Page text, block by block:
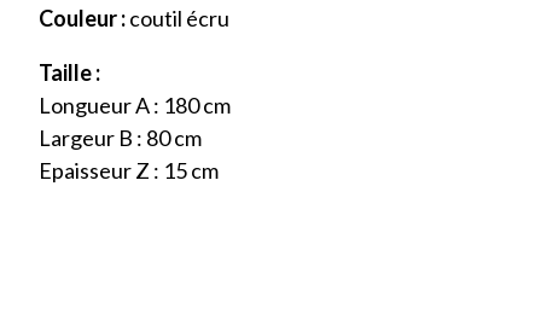
Couleur :coutil écru
Taille :
Longueur A : 180 cm
Largeur B : 80 cm
Epaisseur Z : 15 cm